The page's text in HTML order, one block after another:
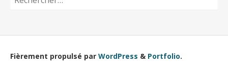
Fièrement propulsé par WordPress & Portfolio.